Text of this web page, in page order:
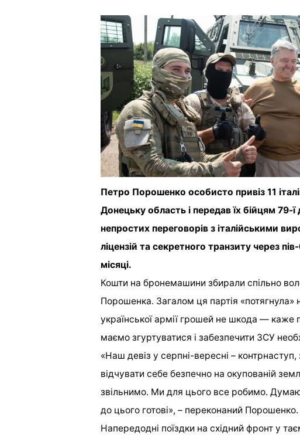
Петро Порошенко особисто привіз 11
Донецьку область і передав їх бійцям 79-
непростих переговорів з італійськими
ліцензій та секретного транзиту через
місяці.
Кошти на бронемашини збирали спільно
Порошенка. Загалом ця партія
української армії грошей не шкода — каже
маємо згуртуватися і забезпечити ЗСУ
«Наш девіз у серпні-вересні –
відчувати себе безпечно на окупованій
звільнимо. Ми для цього все робимо.
до цього готові», – переконаний Порошенко.
Напередодні поїздки на східний фронт у